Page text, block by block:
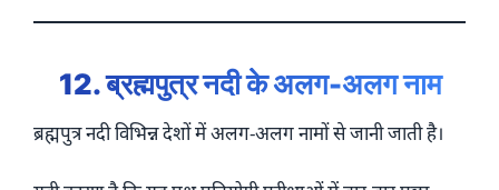
12. ब्रह्मपुत्र नदी के अलग-अलग नाम
ब्रह्मपुत्र नदी विभिन्न देशों में अलग-अलग नामों से जानी जाती है।